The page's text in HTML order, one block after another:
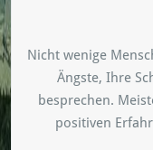
Nicht wenige
Ängste, Ihre
besprechen.
positiven